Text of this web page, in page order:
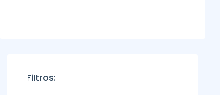
Filtros: